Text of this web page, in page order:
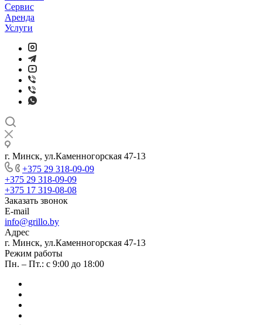
Сервис
Аренда
Услуги
г. Минск, ул.Каменногорская 47-13
+375 29 318-09-09
+375 29 318-09-09
+375 17 319-08-08
Заказать звонок
E-mail
info@grillo.by
Адрес
г. Минск, ул.Каменногорская 47-13
Режим работы
Пн. – Пт.: с 9:00 до 18:00